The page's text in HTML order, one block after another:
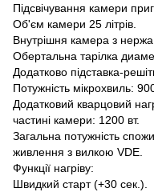
Підсвічування камери
Об'єм камери 25 літрів.
Внутрішня камера з
Обертальна тарілка
Додатково підставка-
Потужність мікрохвиль:
Додатковий кварцовий
частині камери: 1200 вт.
Загальна потужність
живлення з вилкою VDE.
Функції нагріву:
Швидкий старт (+30 сек.).